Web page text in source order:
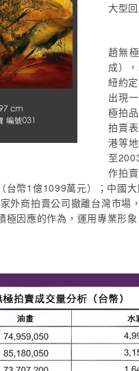
大型
趙無
成）
紐約
出現
極拍
拍賣
港等
至
作拍
台幣1億1099萬元）；中國
外商拍賣公司撤離台灣市場
極因應的作為，運用專業形